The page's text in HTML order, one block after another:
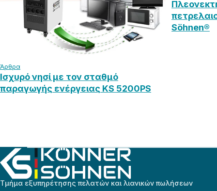
Άρθρα
Ισχυρό νησί με τον σταθμό
παραγωγής ενέργειας KS 5200PS
Söhnen®
Τμήμα εξυπηρέτησης πελατών και λιανικών πωλήσεων